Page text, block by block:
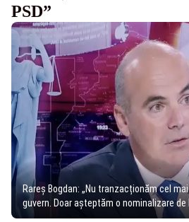
PSD”
Rareș Bogdan: „Nu tranzacționăm cel
guvern. Doar așteptăm o nominalizare de